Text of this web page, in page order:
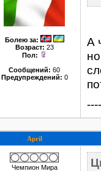
Болею за:
Возраст: 23
Пол:
Сообщений: 60
Предупреждений: 0
А
April
Чемпион Мира